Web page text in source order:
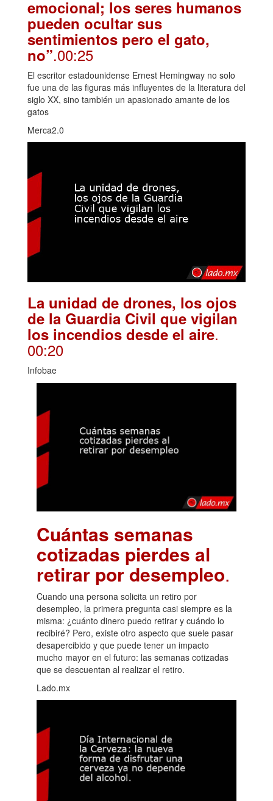
emocional; los seres humanos
pueden ocultar sus
sentimientos pero el gato,
no”.00:25
El escritor estadounidense Ernest Hemingway no solo
fue una de las figuras más influyentes de la literatura del
siglo XX, sino también un apasionado amante de los
gatos
Merca2.0
La unidad de drones, los ojos
de la Guardia Civil que vigilan
los incendios desde el aire.
00:20
Infobae
Cuántas semanas
cotizadas pierdes al
retirar por desempleo.
Cuando una persona solicita un retiro por
desempleo, la primera pregunta casi siempre es la
misma: ¿cuánto dinero puedo retirar y cuándo lo
recibiré? Pero, existe otro aspecto que suele pasar
desapercibido y que puede tener un impacto
mucho mayor en el futuro: las semanas cotizadas
que se descuentan al realizar el retiro.
Lado.mx